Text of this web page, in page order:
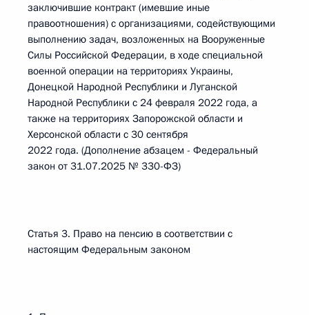
заключившие контракт (имевшие иные
правоотношения) с организациями, содействующими
выполнению задач, возложенных на Вооруженные
Силы Российской Федерации, в ходе специальной
военной операции на территориях Украины,
Донецкой Народной Республики и Луганской
Народной Республики с 24 февраля 2022 года, а
также на территориях Запорожской области и
Херсонской области с 30 сентября
2022 года. (Дополнение абзацем - Федеральный
закон от 31.07.2025 № 330-ФЗ)
Статья 3. Право на пенсию в соответствии с
настоящим Федеральным законом